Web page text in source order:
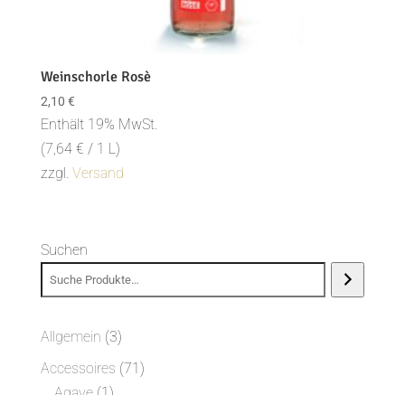
Weinschorle Rosè
2,10 €
Enthält 19% MwSt.
(7,64 € / 1 L)
zzgl. Versand
Suchen
Allgemein 33
Produkte
Accessoires 7171
1